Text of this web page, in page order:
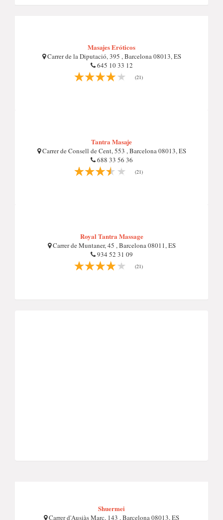
Masajes Eróticos
Carrer de la Diputació, 395 , Barcelona 08013, ES
645 10 33 12
(21)
Tantra Masaje
Carrer de Consell de Cent, 553 , Barcelona 08013, ES
688 33 56 36
(21)
Royal Tantra Massage
Carrer de Muntaner, 45 , Barcelona 08011, ES
934 52 31 09
(21)
Shuermei
Carrer d'Ausiàs Marc, 143 , Barcelona 08013, ES